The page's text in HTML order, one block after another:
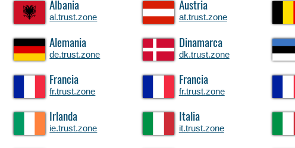
Albania
al.trust.zone
Austria
at.trust.zone
Alemania
de.trust.zone
Dinamarca
dk.trust.zone
Francia
fr.trust.zone
Francia
fr.trust.zone
Irlanda
ie.trust.zone
Italia
it.trust.zone